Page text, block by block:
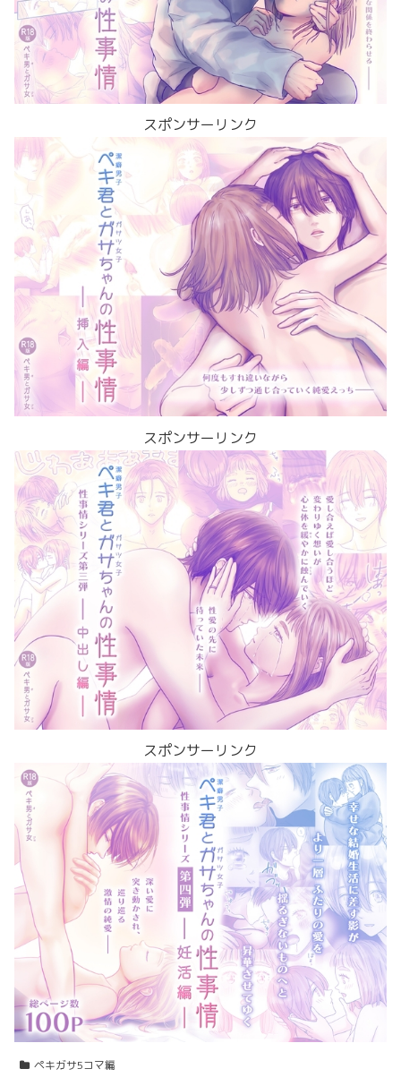
スポンサーリンク
スポンサーリンク
スポンサーリンク
ペキガサ5コマ編